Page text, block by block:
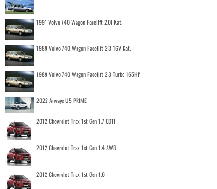
1991 Volvo 740 Wagon Facelift 2.0i Kat.
1989 Volvo 740 Wagon Facelift 2.3 16V Kat.
1989 Volvo 740 Wagon Facelift 2.3 Turbo 165HP
2022 Aiways U5 PRIME
2012 Chevrolet Trax 1st Gen 1.7 CDTI
2012 Chevrolet Trax 1st Gen 1.4 AWD
2012 Chevrolet Trax 1st Gen 1.6